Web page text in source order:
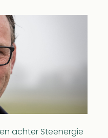
achter Steenergie